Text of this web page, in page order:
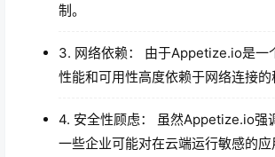
制。
3. 网络依赖： 由于Appetize.io是一
性能和可用性高度依赖于网络连接的
4. 安全性顾虑： 虽然Appetize.io强
一些企业可能对在云端运行敏感的